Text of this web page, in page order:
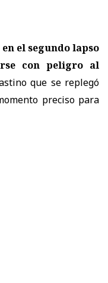
el segundo lapso
con peligro al
que se replegó
preciso para